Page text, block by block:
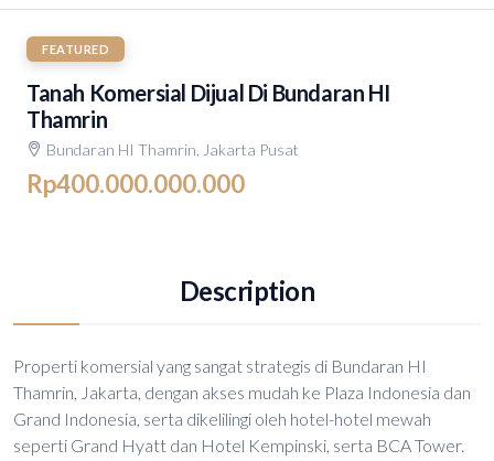
FEATURED
Tanah Komersial Dijual Di Bundaran HI
Thamrin
Bundaran HI Thamrin, Jakarta Pusat
Rp400.000.000.000
Description
Properti komersial yang sangat strategis di Bundaran HI
Thamrin, Jakarta, dengan akses mudah ke Plaza Indonesia dan
Grand Indonesia, serta dikelilingi oleh hotel-hotel mewah
seperti Grand Hyatt dan Hotel Kempinski, serta BCA Tower.